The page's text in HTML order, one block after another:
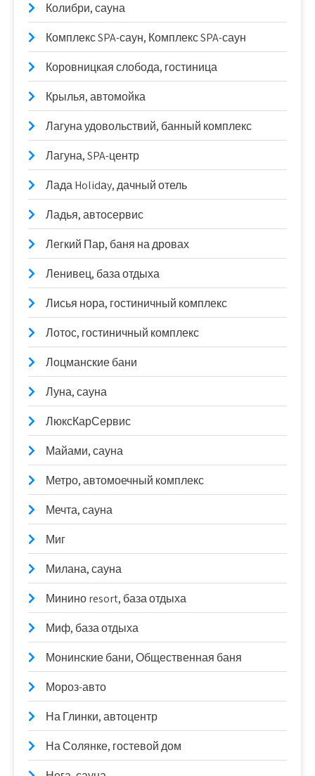
Колибри, сауна
Комплекс SPA-саун, Комплекс SPA-саун
Коровницкая слобода, гостиница
Крылья, автомойка
Лагуна удовольствий, банный комплекс
Лагуна, SPA-центр
Лада Holidаy, дачный отель
Ладья, автосервис
Легкий Пар, баня на дровах
Ленивец, база отдыха
Лисья нора, гостиничный комплекс
Лотос, гостиничный комплекс
Лоцманские бани
Луна, сауна
ЛюксКарСервис
Майами, сауна
Метро, автомоечный комплекс
Мечта, сауна
Миг
Милана, сауна
Минино resort, база отдыха
Миф, база отдыха
Монинские бани, Общественная баня
Мороз-авто
На Глинки, автоцентр
На Солянке, гостевой дом